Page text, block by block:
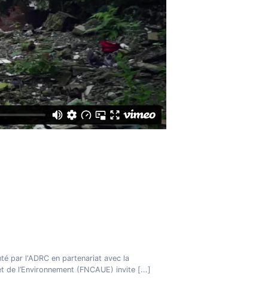
par l'ADRC en partenariat avec la
de l’Environnement (FNCAUE) invite [...]